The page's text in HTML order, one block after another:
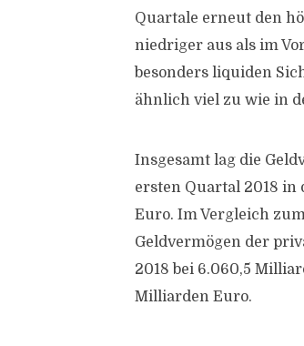
Quartale erneut den
niedriger aus als im
besonders liquiden
ähnlich viel zu wie in
Insgesamt lag die
ersten Quartal 2018 in
Euro. Im Vergleich
Geldvermögen der
2018 bei 6.060,5
Milliarden Euro.